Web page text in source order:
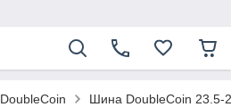
DoubleCoin Шина DoubleCoin 23.5-